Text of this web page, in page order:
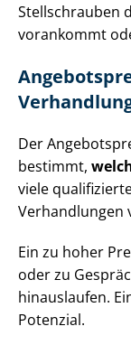
Stellschrauben
vorankommt
Der
bestimmt,
viele
Verhandlungen
Ein zu hoher
oder zu
hinauslaufen.
Potenzial.